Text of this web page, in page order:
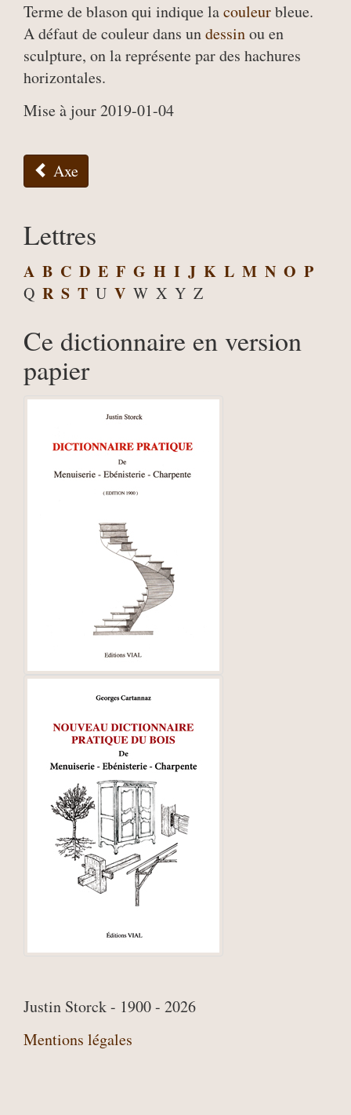
Terme de blason qui indique lacouleurbleue.
A défaut de couleur dans undessinou en
sculpture, on la représente par des hachures
horizontales.
Mise à jour 2019-01-04
Axe
Lettres
A B C D E F G H I J K L M N O P
Q R S T U V W X Y Z
Ce dictionnaire en version
papier
Justin Storck - 1900 - 2026
Mentions légales